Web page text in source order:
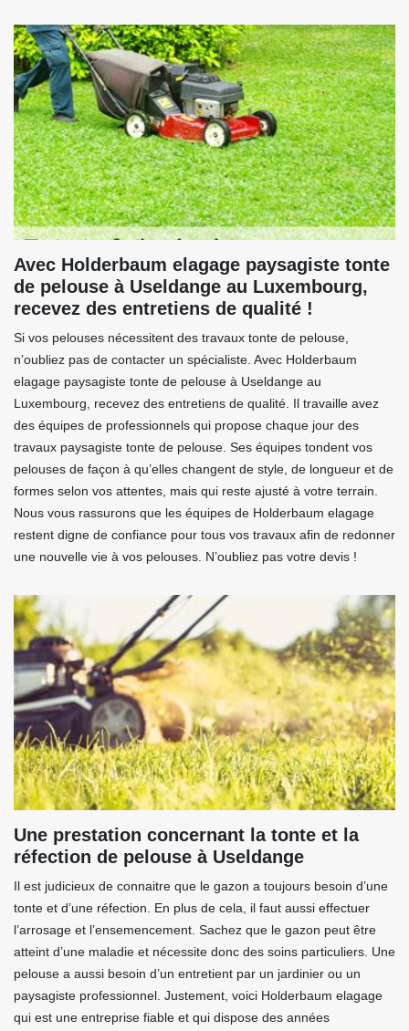
Avec Holderbaum elagage paysagiste tonte
de pelouse à Useldange au Luxembourg,
recevez des entretiens de qualité !
Si vos pelouses nécessitent des travaux tonte de pelouse,
n’oubliez pas de contacter un spécialiste. Avec Holderbaum
elagage paysagiste tonte de pelouse à Useldange au
Luxembourg, recevez des entretiens de qualité. Il travaille avez
des équipes de professionnels qui propose chaque jour des
travaux paysagiste tonte de pelouse. Ses équipes tondent vos
pelouses de façon à qu’elles changent de style, de longueur et de
formes selon vos attentes, mais qui reste ajusté à votre terrain.
Nous vous rassurons que les équipes de Holderbaum elagage
restent digne de confiance pour tous vos travaux afin de redonner
une nouvelle vie à vos pelouses. N’oubliez pas votre devis !
Une prestation concernant la tonte et la
réfection de pelouse à Useldange
Il est judicieux de connaitre que le gazon a toujours besoin d’une
tonte et d’une réfection. En plus de cela, il faut aussi effectuer
l’arrosage et l’ensemencement. Sachez que le gazon peut être
atteint d’une maladie et nécessite donc des soins particuliers. Une
pelouse a aussi besoin d’un entretient par un jardinier ou un
paysagiste professionnel. Justement, voici Holderbaum elagage
qui est une entreprise fiable et qui dispose des années